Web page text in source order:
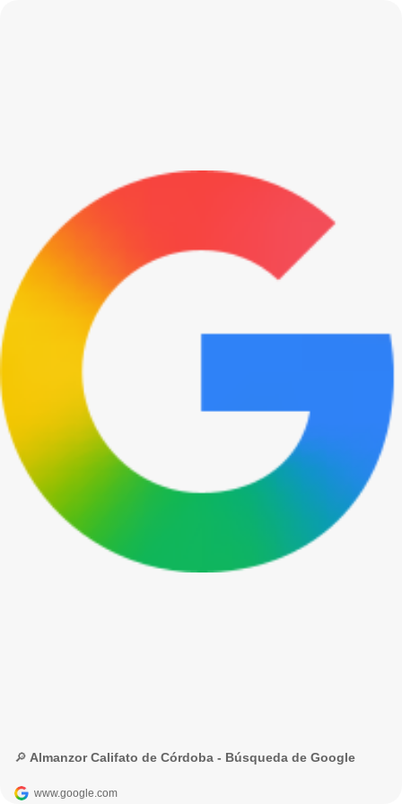
🔎 Almanzor Califato de Córdoba - Búsqueda de Google
www.google.com